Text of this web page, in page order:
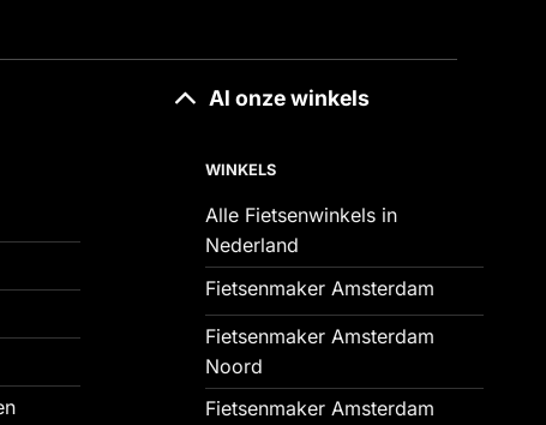
Al onze winkels
WINKELS
Alle Fietsenwinkels in
Nederland
Fietsenmaker Amsterdam
Fietsenmaker Amsterdam
Noord
Fietsenmaker Amsterdam